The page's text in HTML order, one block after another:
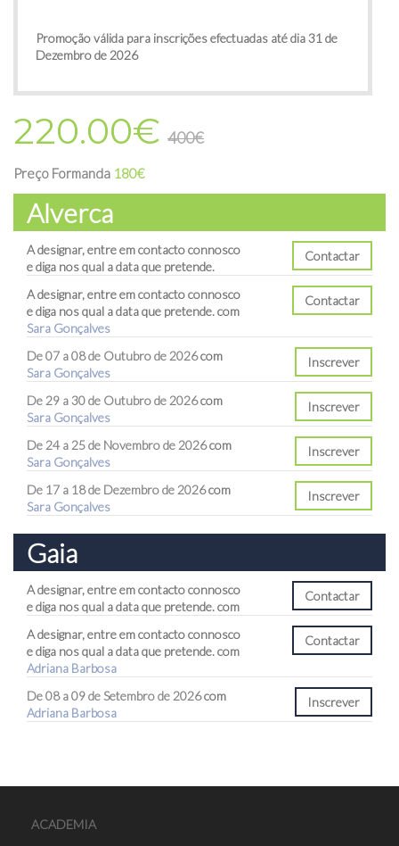
Promoção válida para inscrições efectuadas até dia 31 de
Dezembro de 2026
220.00€ 400€
Preço Formanda 180€
Alverca
A designar, entre em contacto connosco
e diga nos qual a data que pretende.
A designar, entre em contacto connosco
e diga nos qual a data que pretende. com
Sara Gonçalves
De 07 a 08 de Outubro de 2026com
Sara Gonçalves
Inscrever
De 29 a 30 de Outubro de 2026com
Sara Gonçalves
Inscrever
De 24 a 25 de Novembro de 2026com
Sara Gonçalves
Inscrever
De 17 a 18 de Dezembro de 2026com
Sara Gonçalves
Inscrever
Gaia
A designar, entre em contacto connosco
e diga nos qual a data que pretende. com
A designar, entre em contacto connosco
e diga nos qual a data que pretende. com
Adriana Barbosa
De 08 a 09 de Setembro de 2026com
Adriana Barbosa
Inscrever
ACADEMIA